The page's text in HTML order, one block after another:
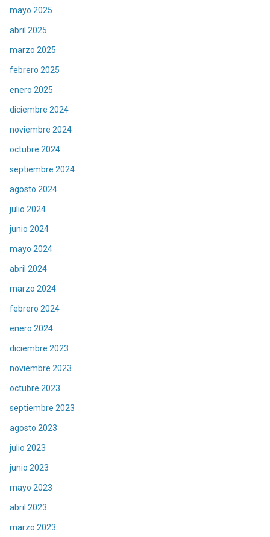
mayo 2025
abril 2025
marzo 2025
febrero 2025
enero 2025
diciembre 2024
noviembre 2024
octubre 2024
septiembre 2024
agosto 2024
julio 2024
junio 2024
mayo 2024
abril 2024
marzo 2024
febrero 2024
enero 2024
diciembre 2023
noviembre 2023
octubre 2023
septiembre 2023
agosto 2023
julio 2023
junio 2023
mayo 2023
abril 2023
marzo 2023